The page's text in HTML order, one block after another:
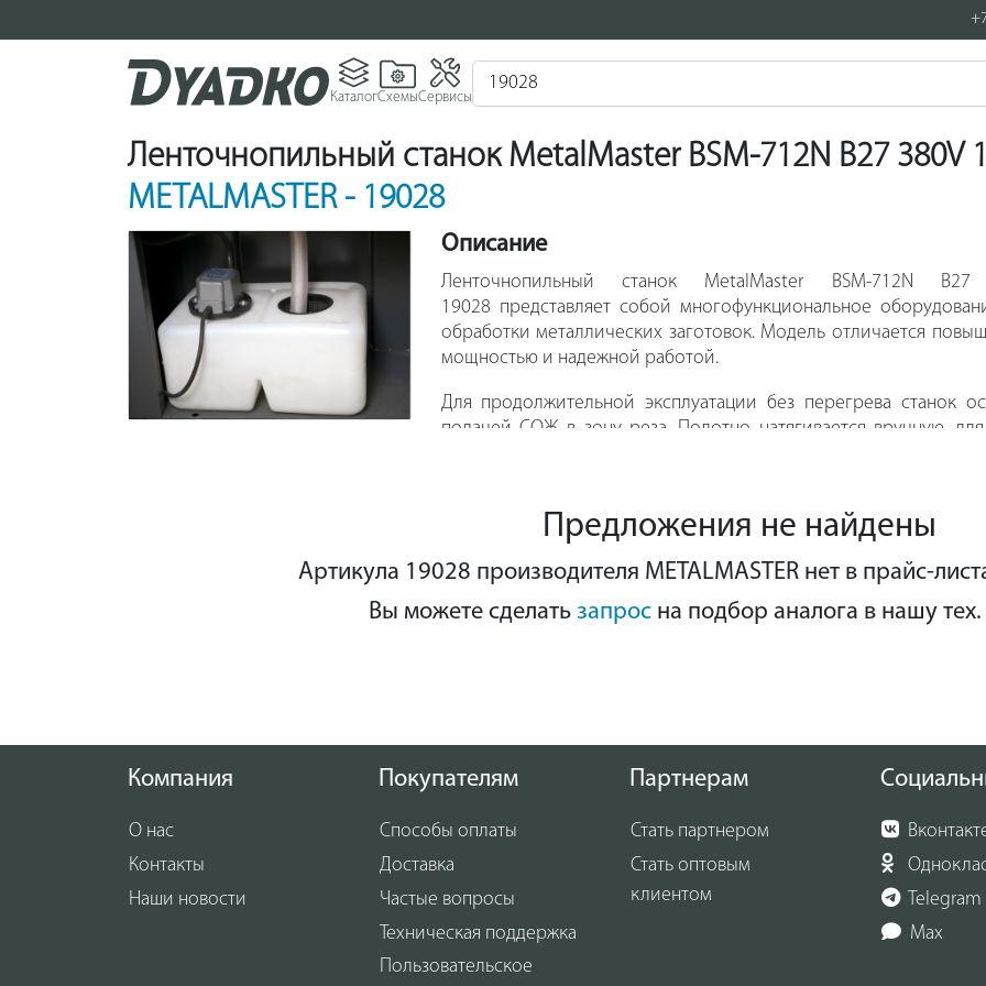
КаталогСхемыСервисы
Ленточнопильный станок MetalMaster BSM-712N B27 380V
METALMASTER - 19028
Описание
Ленточнопильный станок MetalMaster BSM-712N
19028 представляет собой многофункциональное
обработки металлических заготовок. Модель отличается
мощностью и надежной работой.
Для продолжительной эксплуатации без перегрева станок
подачей СОЖ в зону реза. Полотно натягивается вручную,
этого можно регулировать скорость ленточного полотна: 22, 33,
м/мин. Все это позволяет оптимально настроить
высокоточной обработки заготовки в зависимости от ее
Предложения не найдены
Артикула 19028 производителя METALMASTER нет в прайс-
Вы можете сделать запросна подбор аналога в нашу
Компания
О нас
Контакты
Наши новости
Покупателям
Способы оплаты
Доставка
Частые вопросы
Техническая поддержка
Пользовательское
Партнерам
Стать партнером
Стать оптовым
клиентом
Telegram
Max